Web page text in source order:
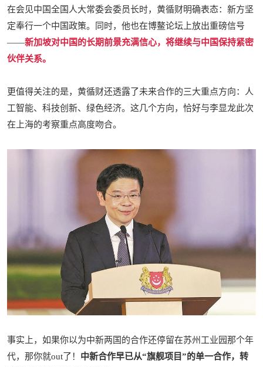
在会见中国全国人大常委会委员长时，黄循财明确表态：新方坚
定奉行一个中国政策。同时，他也在博鳌论坛上放出重磅信号
——新加坡对中国的长期前景充满信心，将继续与中国保持紧密
伙伴关系。
更值得关注的是，黄循财还透露了未来合作的三大重点方向：人
工智能、科技创新、绿色经济。这几个方向，恰好与李显龙此次
在上海的考察重点高度吻合。
事实上，如果你以为中新两国的合作还停留在苏州工业园那个年
代，那你就out了！ 中新合作早已从“旗舰项目”的单一合作，转